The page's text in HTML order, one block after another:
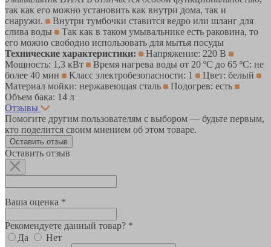
так как его можно установить как внутри дома, так и
снаружи.
Внутри тумбочки ставится ведро или шланг для
слива воды
Так как в таком умывальнике есть раковина, то
его можно свободно использовать для мытья посуды
Технические характеристики:
Напряжение: 220 В
Мощность: 1,3 кВт
Время нагрева воды от 20 ºС до 65 ºС: не
более 40 мин
Класс электробезопасности: 1
Цвет: белый
Материал мойки: нержавеющая сталь
Подогрев: есть
Объем бака: 14 л
Отзывы
Помогите другим пользователям с выбором — будьте первым,
кто поделится своим мнением об этом товаре.
Оставить отзыв
Оставить отзыв
Ваша оценка *
Рекомендуете данный товар? *
Да
Нет